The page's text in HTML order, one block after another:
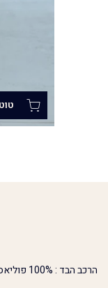
הרכב הבד : 100% פוליאסטר